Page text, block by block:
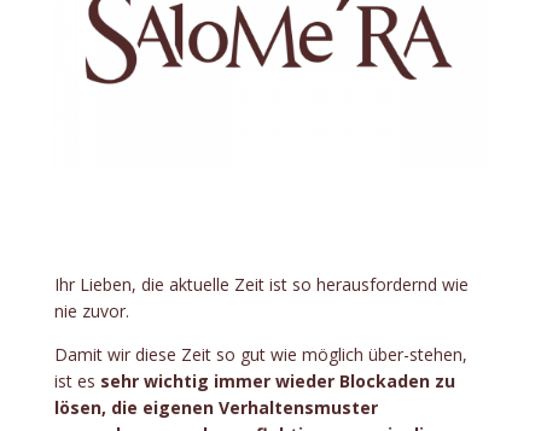
Ihr Lieben, die aktuelle Zeit ist so herausfordernd wie
nie zuvor.
Damit wir diese Zeit so gut wie möglich über-stehen,
ist es sehr wichtig immer wieder Blockaden zu
lösen, die eigenen Verhaltensmuster